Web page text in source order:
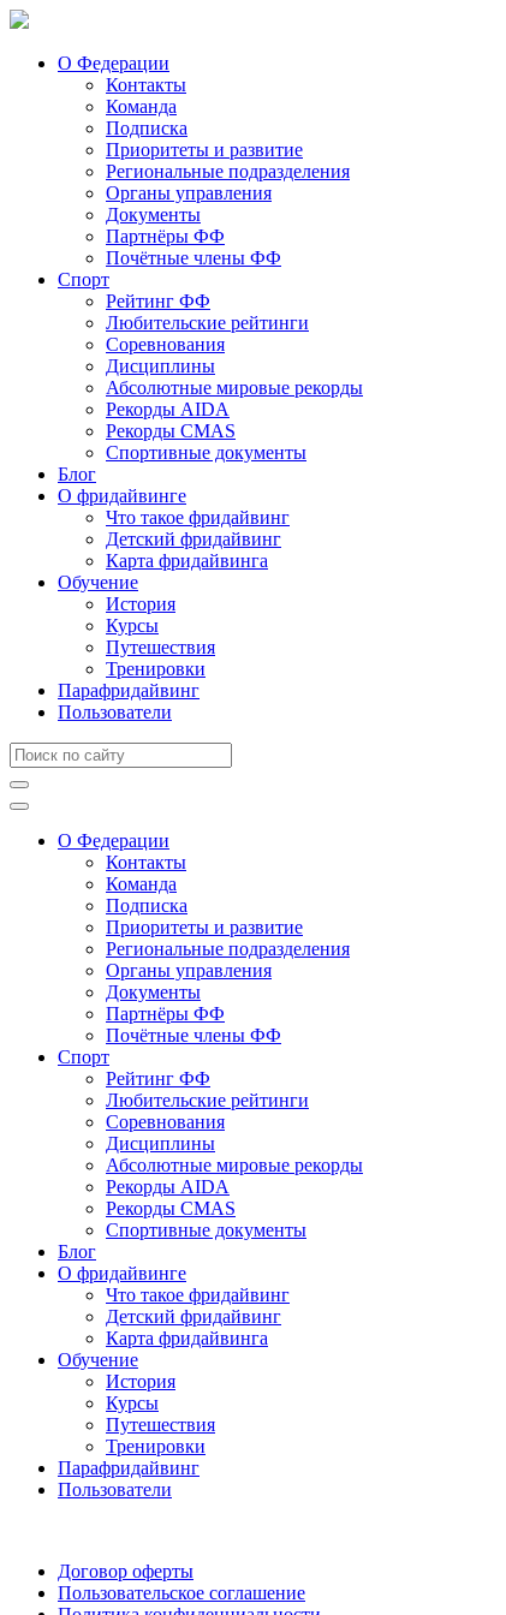
О Федерации
Контакты
Команда
Подписка
Приоритеты и развитие
Региональные подразделения
Органы управления
Документы
Партнёры ФФ
Почётные члены ФФ
Спорт
Рейтинг ФФ
Любительские рейтинги
Соревнования
Дисциплины
Абсолютные мировые рекорды
Рекорды AIDA
Рекорды CMAS
Спортивные документы
Блог
О фридайвинге
Что такое фридайвинг
Детский фридайвинг
Карта фридайвинга
Обучение
История
Курсы
Путешествия
Тренировки
Парафридайвинг
Пользователи
О Федерации
Контакты
Команда
Подписка
Приоритеты и развитие
Региональные подразделения
Органы управления
Документы
Партнёры ФФ
Почётные члены ФФ
Спорт
Рейтинг ФФ
Любительские рейтинги
Соревнования
Дисциплины
Абсолютные мировые рекорды
Рекорды AIDA
Рекорды CMAS
Спортивные документы
Блог
О фридайвинге
Что такое фридайвинг
Детский фридайвинг
Карта фридайвинга
Обучение
История
Курсы
Путешествия
Тренировки
Парафридайвинг
Пользователи
Договор оферты
Пользовательское соглашение